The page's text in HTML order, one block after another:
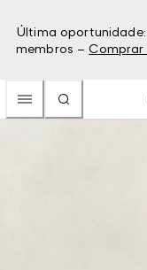
Última
membros – Comprar